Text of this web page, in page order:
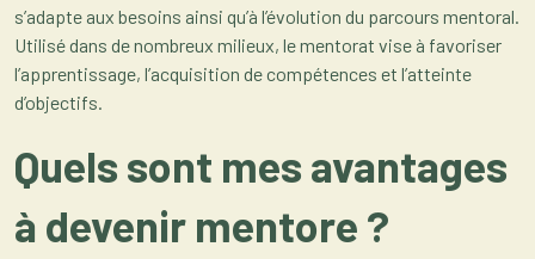
s’adapte aux besoins ainsi qu’à l’évolution du parcours mentoral.
Utilisé dans de nombreux milieux, le mentorat vise à favoriser
l’apprentissage, l’acquisition de compétences et l’atteinte
d’objectifs.
Quels sont mes avantages
à devenir mentore ?